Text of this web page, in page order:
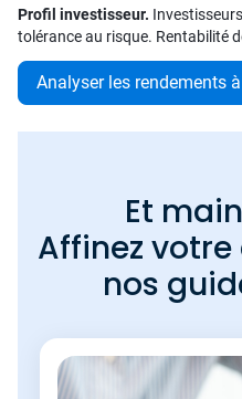
Profil investisseur.
tolérance au risque. Rentabilité
Analyser les rendements
Et
Affinez
nos